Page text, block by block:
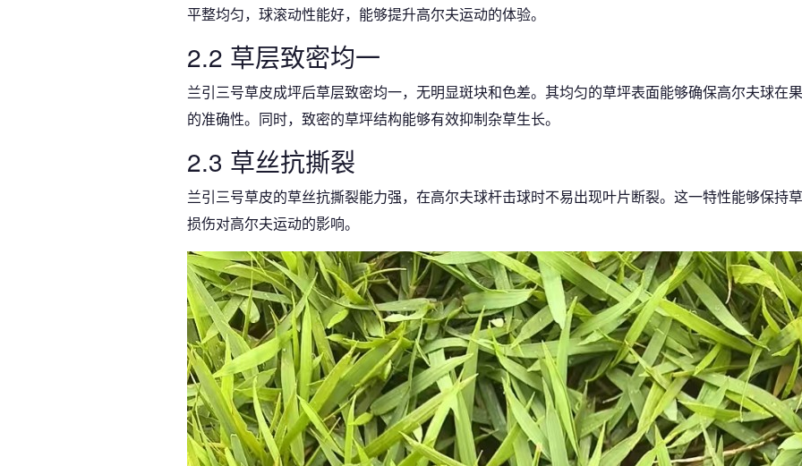
平整均匀，球滚动性能好，能够提升高尔夫运动的体验。
2.2 草层致密均一
兰引三号草皮成坪后草层致密均一，无明显斑块和色差。其均匀的草坪表面能够确保高尔夫球在
的准确性。同时，致密的草坪结构能够有效抑制杂草生长。
2.3 草丝抗撕裂
兰引三号草皮的草丝抗撕裂能力强，在高尔夫球杆击球时不易出现叶片断裂。这一特性能够保持
损伤对高尔夫运动的影响。